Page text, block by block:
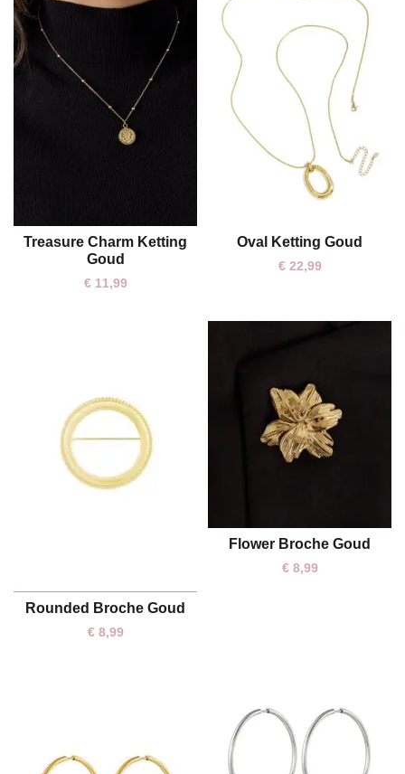
One size
Treasure Charm Ketting
Goud
€11,99
One size
Oval Ketting Goud
€22,99
One size
Rounded Broche Goud
€8,99
One size
Flower Broche Goud
€8,99